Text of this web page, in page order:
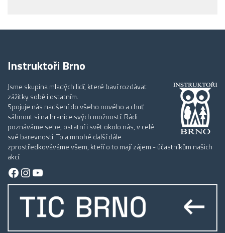
Instruktoři Brno
Jsme skupina mladých lidí, které baví rozdávat
zážitky sobě i ostatním.
Spojuje nás nadšení do všeho nového a chuť
sáhnout si na hranice svých možností. Rádi
poznáváme sebe, ostatní i svět okolo nás, v celé
své barevnosti. To a mnohé další dále
zprostředkováváme všem, kteří o to mají zájem - účastníkům našich
akcí.
Facebook
Instagram
YouTube